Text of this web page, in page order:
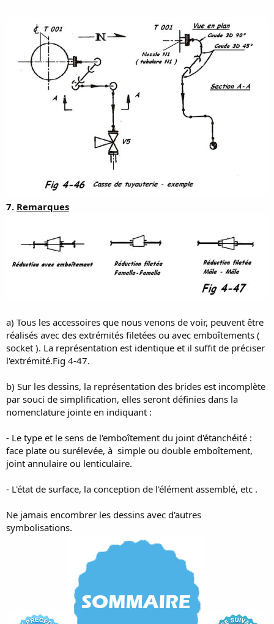
7. Remarques
a) Tous les accessoires que nous venons de voir, peuvent être
réalisés avec des extrémités filetées ou avec emboîtements (
socket ). La représentation est identique et il suffit de préciser
l'extrémité.Fig 4-47.
b) Sur les dessins, la représentation des brides est incomplète
par souci de simplification, elles seront définies dans la
nomenclature jointe en indiquant :
- Le type et le sens de l'emboîtement du joint d'étanchéité :
face plate ou surélevée, à simple ou double emboîtement,
joint annulaire ou lenticulaire.
- L'état de surface, la conception de l'élément assemblé, etc .
Ne jamais encombrer les dessins avec d'autres
symbolisations.